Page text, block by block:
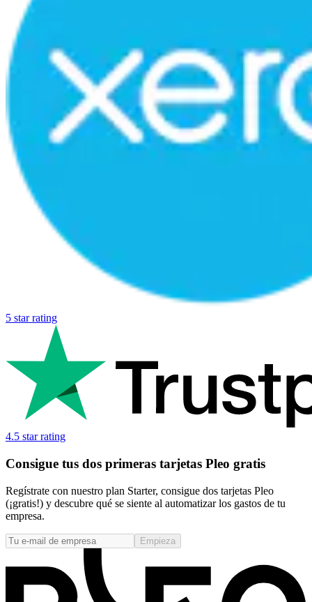
5 star rating
4.5 star rating
Consigue tus dos primeras tarjetas Pleo gratis
Regístrate con nuestro plan Starter, consigue dos tarjetas Pleo
(¡gratis!) y descubre qué se siente al automatizar los gastos de tu
empresa.
Empieza